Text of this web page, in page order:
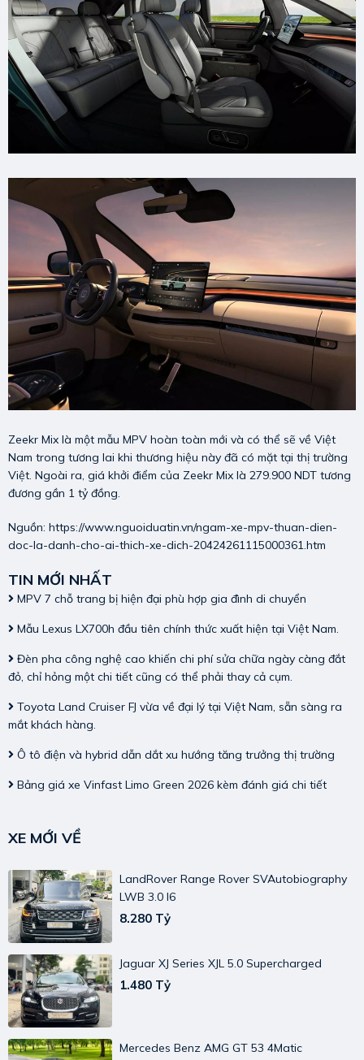
Zeekr Mix là một mẫu MPV hoàn toàn mới và có thể sẽ về Việt
Nam trong tương lai khi thương hiệu này đã có mặt tại thị trường
Việt. Ngoài ra, giá khởi điểm của Zeekr Mix là 279.900 NDT tương
đương gần 1 tỷ đồng.
Nguồn: https://www.nguoiduatin.vn/ngam-xe-mpv-thuan-dien-
doc-la-danh-cho-ai-thich-xe-dich-20424261115000361.htm
TIN MỚI NHẤT
MPV 7 chỗ trang bị hiện đại phù hợp gia đình di chuyển
Mẫu Lexus LX700h đầu tiên chính thức xuất hiện tại Việt Nam.
Đèn pha công nghệ cao khiến chi phí sửa chữa ngày càng đắt
đỏ, chỉ hỏng một chi tiết cũng có thể phải thay cả cụm.
Toyota Land Cruiser FJ vừa về đại lý tại Việt Nam, sẵn sàng ra
mắt khách hàng.
Ô tô điện và hybrid dẫn dắt xu hướng tăng trưởng thị trường
Bảng giá xe Vinfast Limo Green 2026 kèm đánh giá chi tiết
XE MỚI VỀ
LandRover Range Rover SVAutobiography
LWB 3.0 I6
8.280 Tỷ
Jaguar XJ Series XJL 5.0 Supercharged
1.480 Tỷ
Mercedes Benz AMG GT 53 4Matic